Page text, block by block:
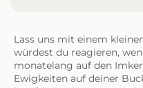
Lass uns mit einem
würdest du reagieren,
monatelang auf den
Ewigkeiten auf deiner